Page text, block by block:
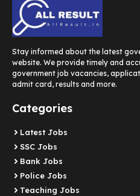
Stay informed about the latest
website. We provide timely and
government job vacancies,
admit card, results and more.
Categories
Latest Jobs
SSC Jobs
Bank Jobs
Police Jobs
Teaching Jobs